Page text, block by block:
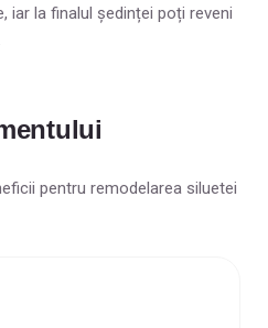
iar la finalul ședinței poți reveni
pentru remodelarea siluetei